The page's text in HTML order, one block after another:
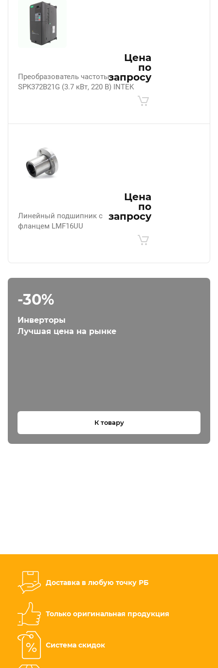
Преобразователь частоты
SPK372B21G (3.7 кВт, 220 В) INTEK
Цена
по
запросу
Линейный подшипник с
фланцем LMF16UU
Цена
по
запросу
-30%
Инверторы
Лучшая цена на рынке
К товару
Доставка в любую точку РБ
Только оригинальная продукция
Система скидок